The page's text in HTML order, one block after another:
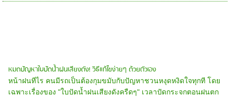
หมดปัญหาใบปัดน้ำฝนเสียงดัง! วิธีแก้ไขง่ายๆ ด้วยตัวเอง
หน้าฝนทีไร คนมีรถเป็นต้องกุมขมับกับปัญหาชวนหงุดหงิดใจทุกที โดย
เฉพาะเรื่องของ "ใบปัดน้ำฝนเสียงดังครืดๆ" เวลาปัดกระจกตอนฝนตก